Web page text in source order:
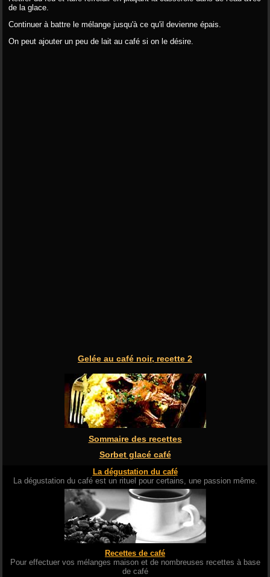
de la glace.
Continuer à battre le mélange jusqu'à ce qu'il devienne épais.
On peut ajouter un peu de lait au café si on le désire.
Gelée au café noir, recette 2
Sommaire des recettes
Sorbet glacé café
La dégustation du café
La dégustation du café est un rituel pour certains, une passion même.
Recettes de café
Pour effectuer vos mélanges maison et de nombreuses recettes à base
de café